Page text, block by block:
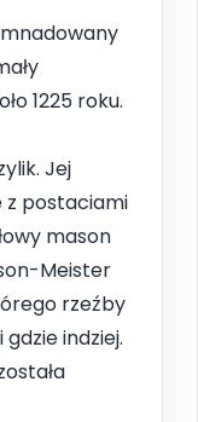
1225 roku.
Jej
z postaciami
mason
Meister
rzeźby
gdzie indziej.